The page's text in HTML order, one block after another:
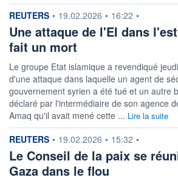
information fournie par
REUTERS • 19.02.2026 • 16:22 •
Une attaque de l'EI dans
fait un mort
Le groupe Etat islamique a revendiqué
d'une attaque dans laquelle un agent de
gouvernement syrien a été tué et un autre
déclaré par l'intermédiaire de son agence
Amaq qu'il avait mené cette ... Lire la suite
information fournie par
REUTERS • 19.02.2026 • 15:32 •
Le Conseil de la paix se
Gaza dans le flou